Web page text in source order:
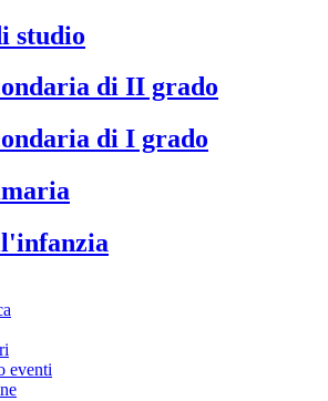
studio
di II grado
di I grado
eventi